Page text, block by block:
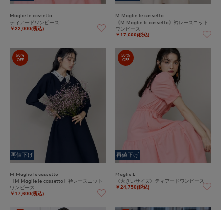
Maglie le cassetto
ティアードワンピース
￥22,000(税込)
M Maglie le cassetto
《M Maglie le cassetto》衿レースニット
ワンピース
￥17,600(税込)
60%
OFF
再値下げ
M Maglie le cassetto
《M Maglie le cassetto》衿レースニット
ワンピース
￥17,600(税込)
50%
OFF
再値下げ
Maglie L
《大きいサイズ》ティアードワンピース
￥24,750(税込)